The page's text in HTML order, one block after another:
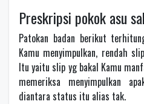
Preskripsi pokok asu
Patokan badan berikut
Kamu menyimpulkan, rendah
Itu yaitu slip yg bakal Kamu
memeriksa menyimpulkan
diantara status itu alias tak.